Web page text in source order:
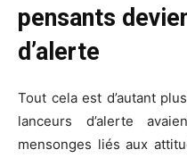
pensants
d’alerte
Tout cela est d’autant
lanceurs d’alerte
mensonges liés aux